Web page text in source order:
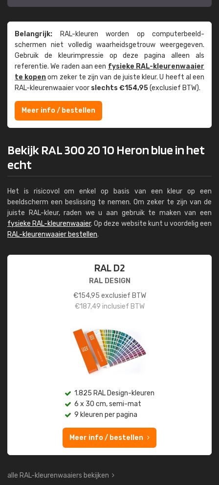
Belangrijk: RAL-kleuren worden op computer­beeld­
schermen niet volledig waarheids­­getrouw weer­gegeven.
Gebruik de kleur­impressie op deze pagina alleen als
referentie. We raden aan een fysieke RAL-kleuren­waaier
te kopenom zeker te zijn van de juiste kleur. U heeft al een
RAL-kleuren­waaier voor slechts €154,95(exclusief BTW).
Meer info / bestellen
Bekijk RAL 300 20 10 Heron blue in het
echt
Het is risicovol om enkel op basis van een kleur op een
beeldscherm een beslissing te nemen. Om zeker te zijn van de
juiste RAL-kleur, raden we u aan gebruik te maken van een
fysieke RAL-kleurenwaaier. Op deze website kunt u voordelig een
RAL-kleurenwaaier bestellen.
RAL D2
RAL DESIGN
€154,95 exclusief BTW
€187,49 inclusief BTW
1.825 RAL Design-kleuren
6 x 30 cm, semi-mat
9 kleuren per pagina
Meer info / bestellen
alle RAL-kleurenwaaiers bekijken